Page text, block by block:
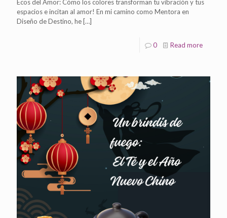
Ecos del Amor: Cómo los colores transforman tu vibración y tus
espacios e incitan al amor! En mi camino como Mentora en
Diseño de Destino, he […]
0 Read more